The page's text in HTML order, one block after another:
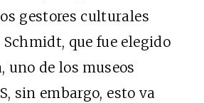
gestores culturales
que fue elegido
de los museos
sin embargo, esto va